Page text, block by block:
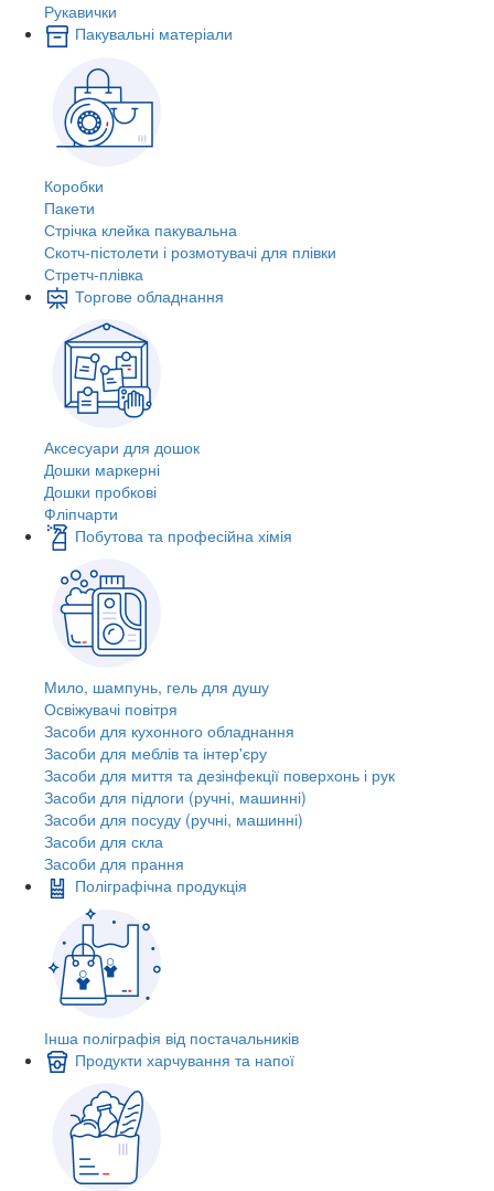
Рукавички
Пакувальні матеріали
Коробки
Пакети
Стрічка клейка пакувальна
Скотч-пістолети і розмотувачі для плівки
Стретч-плівка
Торгове обладнання
Аксесуари для дошок
Дошки маркерні
Дошки пробкові
Фліпчарти
Побутова та професійна хімія
Мило, шампунь, гель для душу
Освіжувачі повітря
Засоби для кухонного обладнання
Засоби для меблів та інтер'єру
Засоби для миття та дезінфекції поверхонь і рук
Засоби для підлоги (ручні, машинні)
Засоби для посуду (ручні, машинні)
Засоби для скла
Засоби для прання
Поліграфічна продукція
Інша поліграфія від постачальників
Продукти харчування та напої